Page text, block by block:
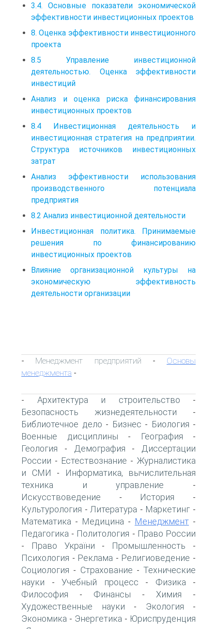
3.4. Основные показатели экономической
эффективности инвестиционных проектов
8. Оценка эффективности инвестиционного
проекта
8.5 Управление инвестиционной
деятельностью. Оценка эффективности
инвестиций
Анализ и оценка риска финансирования
инвестиционных проектов
8.4 Инвестиционная деятельность и
инвестиционная стратегия на предприятии.
Структура источников инвестиционных
затрат
Анализ эффективности использования
производственного потенциала
предприятия
8.2 Анализ инвестиционной деятельности
Инвестиционная политика. Принимаемые
решения по финансированию
инвестиционных проектов
Влияние организационной культуры на
экономическую эффективность
деятельности организации
- Менеджмент предприятий - Основы
менеджмента -
- Архитектура и строительство -
Безопасность жизнедеятельности -
Библиотечное дело - Бизнес - Биология -
Военные дисциплины - География -
Геология - Демография -
Диссертации
России - Естествознание - Журналистика
и СМИ -
Информатика, вычислительная
техника и управление -
Искусствоведение - История -
Культурология - Литература - Маркетинг -
Математика - Медицина - Менеджмент -
Педагогика - Политология - Право России
- Право України - Промышленность -
Психология - Реклама - Религиоведение -
Социология - Страхование - Технические
науки - Учебный процесс - Физика -
Философия - Финансы - Химия -
Художественные науки - Экология -
Экономика - Энергетика - Юриспруденция